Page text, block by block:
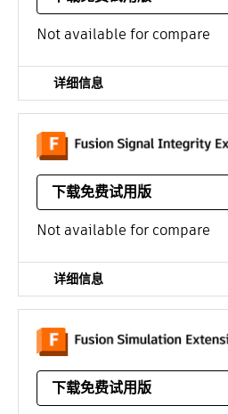
/年
Not available for compare
详细信息
能。下载免费试用版
/年
Not available for compare
详细信息
的远程求解，优化零件设计和性能。
下载免费试用版